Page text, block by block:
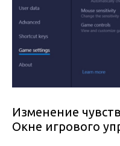
Изменение
Окне игрового